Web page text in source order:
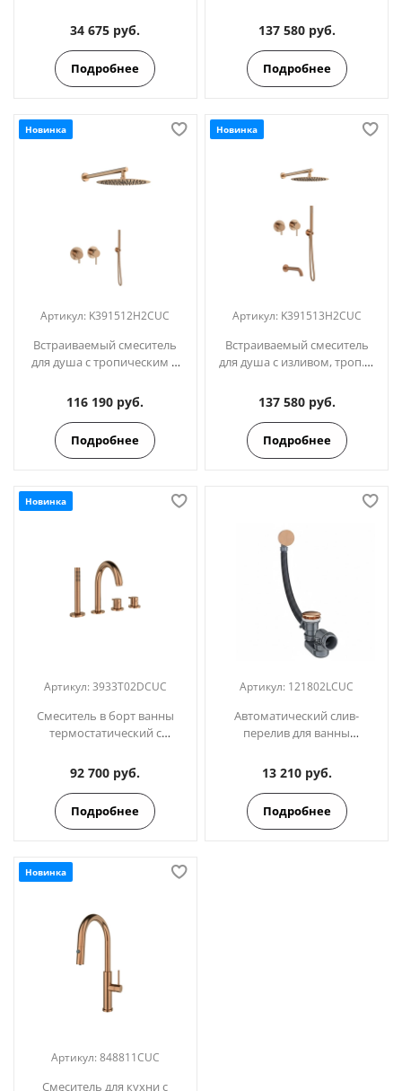
медь
34 675 руб.
Подробнее
K3915132CUC медь
137 580 руб.
Подробнее
Новинка
Артикул: K391512H2CUC
Встраиваемый смеситель
для душа с тропическим и
K391512H2CUC медь
116 190 руб.
Подробнее
Новинка
Артикул: K391513H2CUC
Встраиваемый смеситель
для душа с изливом, троп. и
K391513H2CUC медь
137 580 руб.
Подробнее
Новинка
Артикул: 3933T02DCUC
Смеситель в борт ванны
термостатический с
ODISEA 3933T02DCUC медь
92 700 руб.
Подробнее
Артикул: 121802LCUC
Автоматический слив-
перелив для ванны
медь
13 210 руб.
Подробнее
Новинка
Артикул: 848811CUC
Смеситель для кухни с